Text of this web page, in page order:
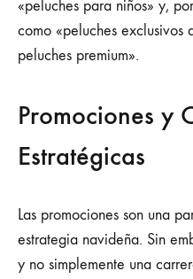
«peluches para niños» y,
como «peluches exclusivos
peluches premium».
Promociones y
Estratégicas
Las promociones son una
estrategia navideña. Sin
y no simplemente una